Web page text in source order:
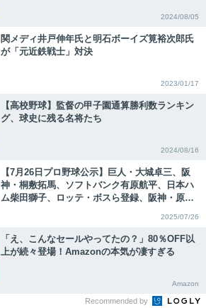
2024/08/05
関メディ井戸伸年氏と明石ボーイズ筧裕次郎氏
が「元近鉄戦士」対決
2023/01/17
【高校野球】監督の甲子園通算勝利数ランキン
グ、球史に残る名将たち
2024/08/16
【7月26日プロ野球公示】巨人・大城卓三、阪
神・桐敷拓馬、ソフトバンク有原航平、日本ハ
ム柴田獅子、ロッテ・ボスら登録、阪神・原口
2025/07/26
「え、こんなセールやってたの？」80％OFF以
上が続々登場！Amazonの本気が凄すぎる
Amazon
Recommended by